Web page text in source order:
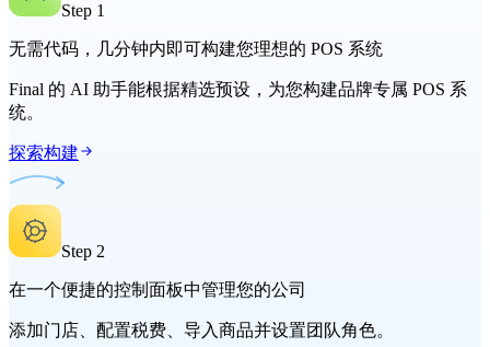
Step 1
无需代码，几分钟内即可构建您理想的 POS 系统
Final 的 AI 助手能根据精选预设，为您构建品牌专属 POS 系
统。
探索构建
Step 2
在一个便捷的控制面板中管理您的公司
添加门店、配置税费、导入商品并设置团队角色。